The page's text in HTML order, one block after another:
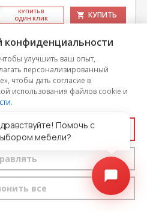
КУ­ПИТЬ В
ОДИН КЛИК
КУПИТЬ
глянец-11 (1200х1400
конфиденциальности
улучшить ваш опыт,
персонализированный
чтобы дать согласие в
использования файлов cookie и
.
все
все
Помочь с
мебели?